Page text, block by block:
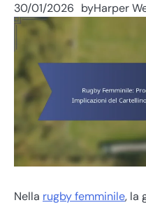
30/01/2026 byHarper
Nella rugby femminile, la